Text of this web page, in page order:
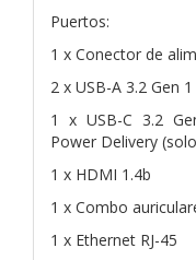
Puertos:
1 x Conector de
2 x USB-A 3.2 Gen 1
1 x USB-C 3.2
Power Delivery
1 x HDMI 1.4b
1 x Combo
1 x Ethernet RJ-45